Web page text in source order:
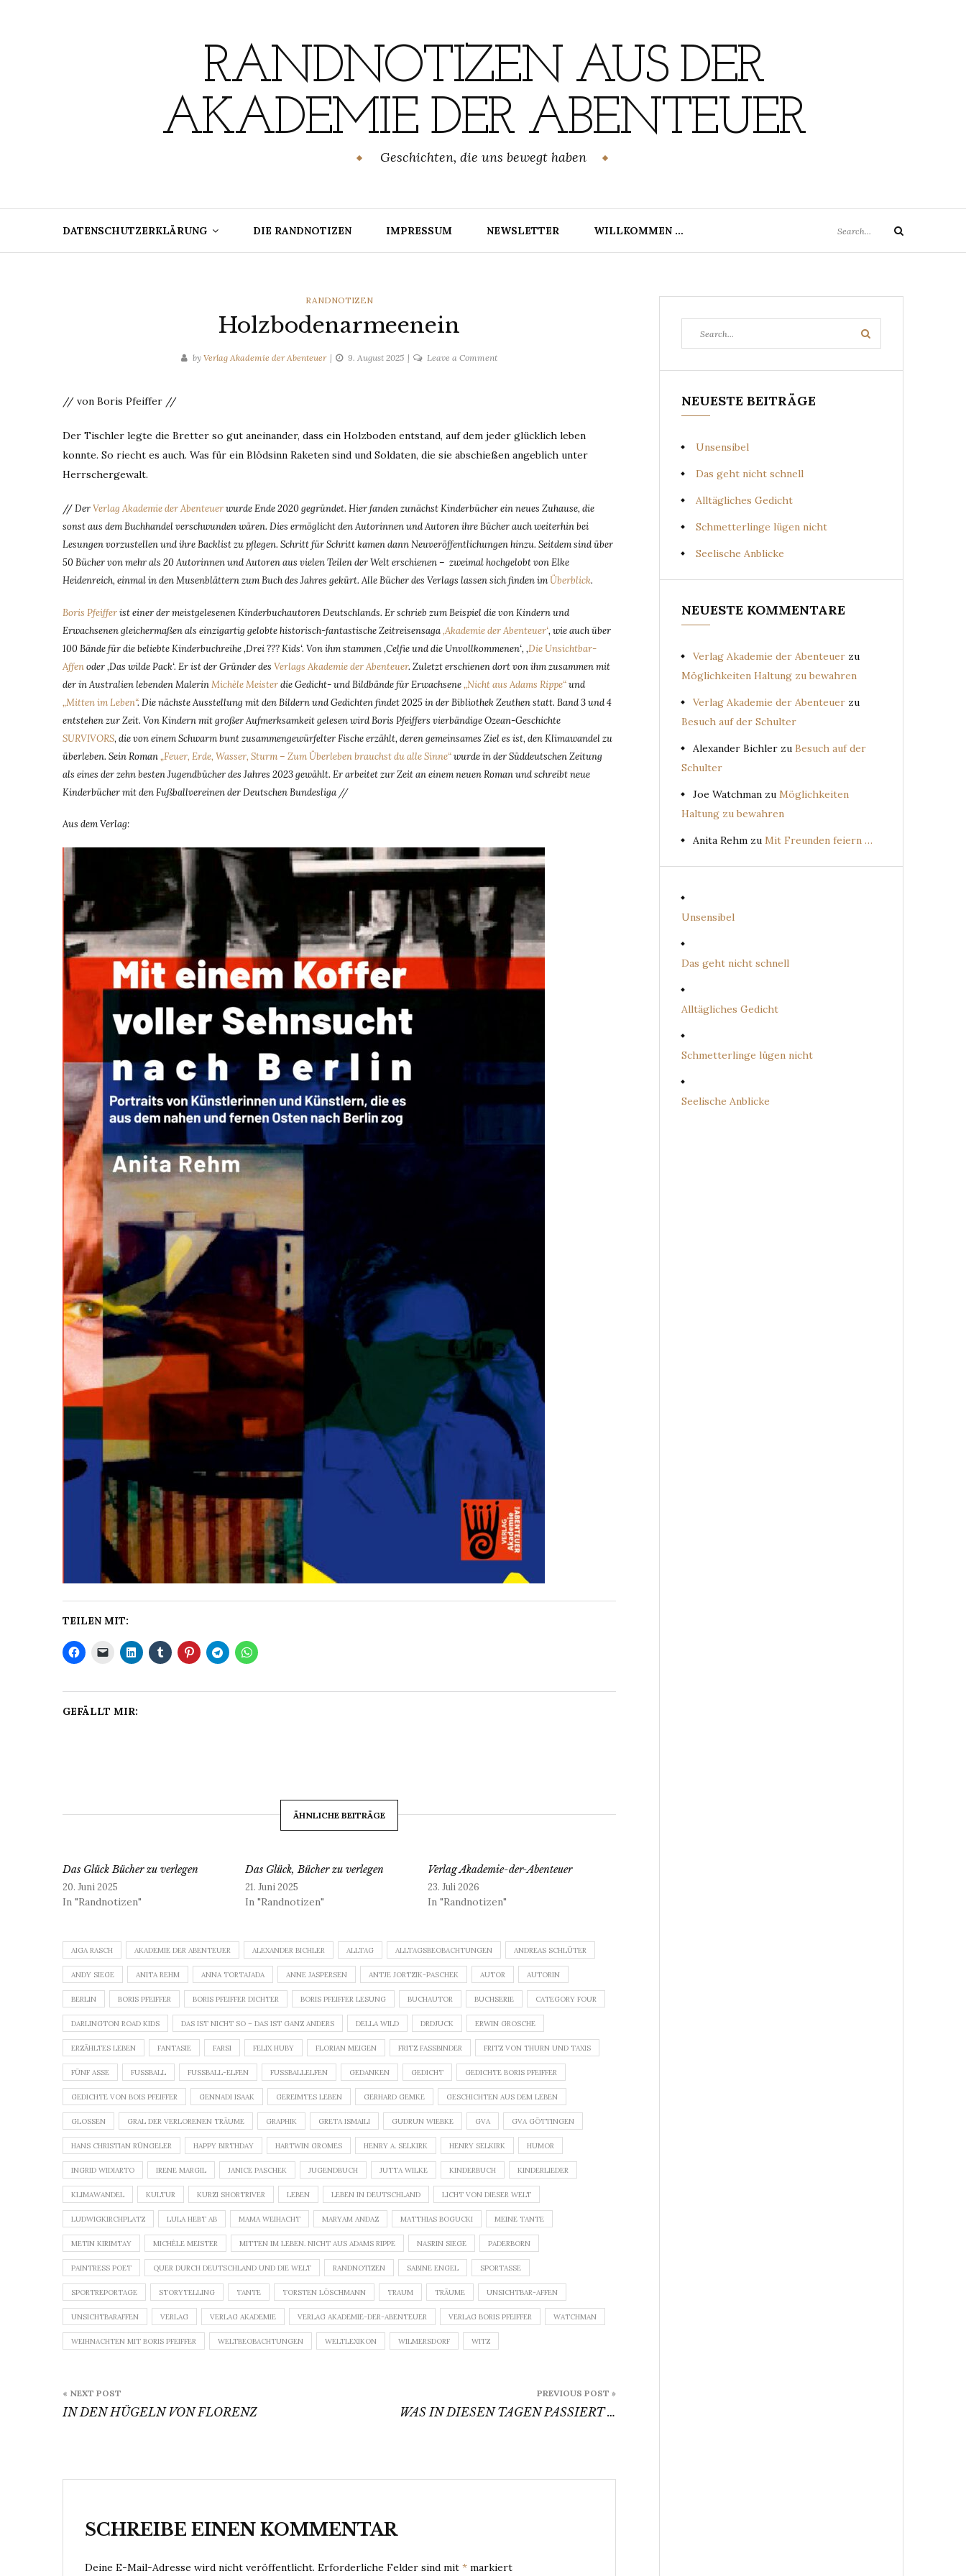
RANDNOTIZEN AUS DER
AKADEMIE DER ABENTEUER
Geschichten, die uns bewegt haben
DATENSCHUTZERKLÄRUNG DIE RANDNOTIZEN IMPRESSUM NEWSLETTER WILLKOMMEN …
for:
Search
CATEGORIES
RANDNOTIZEN
Holzbodenarmeenein
by Verlag Akademie der Abenteuer 9. August 2025 Leave a Commenton
// von Boris Pfeiffer //
Der Tischler legte die Bretter so gut aneinander, dass ein Holzboden entstand, auf dem jeder glücklich leben
konnte. So riecht es auch. Was für ein Blödsinn Raketen sind und Soldaten, die sie abschießen angeblich unter
Herrschergewalt.
//DerVerlag Akademie der Abenteuerwurde Ende 2020 gegründet. Hier fanden zunächst Kinderbücher ein neues Zuhause, die
sonst aus dem Buchhandel verschwunden wären. Dies ermöglicht den Autorinnen und Autoren ihre Bücher auch weiterhin bei
Lesungen vorzustellen und ihre Backlist zu pflegen. Schritt für Schritt kamen dann Neuveröffentlichungen hinzu. Seitdem sind über
50 Bücher von mehr als 20 Autorinnen und Autoren aus vielen Teilen der Welt erschienen – zweimal hochgelobt von Elke
Heidenreich, einmal in den Musenblättern zum Buch des Jahres gekürt. Alle Bücher des Verlags lassen sich finden imÜberblick.
Boris Pfeifferist einer der meistgelesenen Kinderbuchautoren Deutschlands. Er schrieb zum Beispiel die von Kindern und
Erwachsenen gleichermaßen als einzigartig gelobte historisch-fantastische Zeitreisensaga‚Akademie der Abenteuer‘, wie auch über
100 Bände für die beliebte Kinderbuchreihe ‚Drei ??? Kids‘. Von ihm stammen ‚Celfie und die Unvollkommenen‘, ‚Die Unsichtbar-
Affenoder ‚Das wilde Pack‘. Er ist der Gründer des Verlags Akademie der Abenteuer. Zuletzt erschienen dort von ihm zusammen mit
der in Australien lebenden MalerinMichèle Meisterdie Gedicht- und Bildbände für Erwachsene„Nicht aus Adams Rippe“und
„Mitten im Leben“. Die nächste Ausstellung mit den Bildern und Gedichten findet 2025 in der Bibliothek Zeuthen statt. Band 3 und 4
entstehen zur Zeit. Von Kindern mit großer Aufmerksamkeit gelesen wird Boris Pfeiffers vierbändige Ozean-Geschichte
SURVIVORS, die von einem Schwarm bunt zusammengewürfelter Fische erzählt, deren gemeinsames Ziel es ist, den Klimawandel zu
überleben. Sein Roman„Feuer, Erde, Wasser, Sturm – Zum Überleben brauchst du alle Sinne“wurde in der Süddeutschen Zeitung
als eines der zehn besten Jugendbücher des Jahres 2023 gewählt. Er arbeitet zur Zeit an einem neuen Roman und schreibt neue
Kinderbücher mit den Fußballvereinen der Deutschen Bundesliga //
Aus dem Verlag:
TEILEN MIT:
GEFÄLLT MIR:
ÄHNLICHE BEITRÄGE
Das Glück Bücher zu verlegen
20. Juni 2025
In "Randnotizen"
Das Glück, Bücher zu verlegen
21. Juni 2025
In "Randnotizen"
Verlag Akademie-der-Abenteuer
23. Juli 2026
In "Randnotizen"
AIGA RASCH AKADEMIE DER ABENTEUER ALEXANDER BICHLER ALLTAG ALLTAGSBEOBACHTUNGEN ANDREAS SCHLÜTER
ANDY SIEGE ANITA REHM ANNA TORTAJADA ANNE JASPERSEN ANTJE JORTZIK-PASCHEK AUTOR AUTORIN
BERLIN BORIS PFEIFFER BORIS PFEIFFER DICHTER BORIS PFEIFFER LESUNG BUCHAUTOR BUCHSERIE CATEGORY FOUR
DARLINGTON ROAD KIDS DAS IST NICHT SO – DAS IST GANZ ANDERS DELLA WILD DRDJUCK ERWIN GROSCHE
ERZÄHLTES LEBEN FANTASIE FARSI FELIX HUBY FLORIAN MEIGEN FRITZ FASSBINDER FRITZ VON THURN UND TAXIS
FÜNF ASSE FUSSBALL FUSSBALL-ELFEN FUSSBALLELFEN GEDANKEN GEDICHT GEDICHTE BORIS PFEIFFER
GEDICHTE VON BOIS PFEIFFER GENNADI ISAAK GEREIMTES LEBEN GERHARD GEMKE GESCHICHTEN AUS DEM LEBEN
GLOSSEN GRAL DER VERLORENEN TRÄUME GRAPHIK GRETA ISMAILI GUDRUN WIEBKE GVA GVA GÖTTINGEN
HANS CHRISTIAN RÜNGELER HAPPY BIRTHDAY HARTWIN GROMES HENRY A. SELKIRK HENRY SELKIRK HUMOR
INGRID WIDIARTO IRENE MARGIL JANICE PASCHEK JUGENDBUCH JUTTA WILKE KINDERBUCH KINDERLIEDER
KLIMAWANDEL KULTUR KURZI SHORTRIVER LEBEN LEBEN IN DEUTSCHLAND LICHT VON DIESER WELT
LUDWIGKIRCHPLATZ LULA HEBT AB MAMA WEIHACHT MARYAM ANDAZ MATTHIAS BOGUCKI MEINE TANTE
METIN KIRIMTAY MICHÈLE MEISTER MITTEN IM LEBEN. NICHT AUS ADAMS RIPPE NASRIN SIEGE PADERBORN
PAINTRESS POET QUER DURCH DEUTSCHLAND UND DIE WELT RANDNOTIZEN SABINE ENGEL SPORTASSE
SPORTREPORTAGE STORYTELLING TANTE TORSTEN LÖSCHMANN TRAUM TRÄUME UNSICHTBAR-AFFEN
UNSICHTBARAFFEN VERLAG VERLAG AKADEMIE VERLAG AKADEMIE-DER-ABENTEUER VERLAG BORIS PFEIFFER WATCHMAN
WEIHNACHTEN MIT BORIS PFEIFFER WELTBEOBACHTUNGEN WELTLEXIKON WILMERSDORF WITZ
PREVIOUS POST »
WAS IN DIESEN TAGEN PASSIERT …
« NEXT POST
IN DEN HÜGELN VON FLORENZ
SCHREIBE EINEN KOMMENTAR
Deine E-Mail-Adresse wird nicht veröffentlicht. Erforderliche Felder sind mit * markiert
for:
Search
NEUESTE BEITRÄGE
Unsensibel
Das geht nicht schnell
Alltägliches Gedicht
Schmetterlinge lügen nicht
Seelische Anblicke
NEUESTE KOMMENTARE
Verlag Akademie der Abenteuer zu
Möglichkeiten Haltung zu bewahren
Verlag Akademie der Abenteuer zu
Besuch auf der Schulter
Alexander Bichler zu Besuch auf der
Schulter
Joe Watchman zu Möglichkeiten
Haltung zu bewahren
Anita Rehm zu Mit Freunden feiern …
Unsensibel
Das geht nicht schnell
Alltägliches Gedicht
Schmetterlinge lügen nicht
Seelische Anblicke